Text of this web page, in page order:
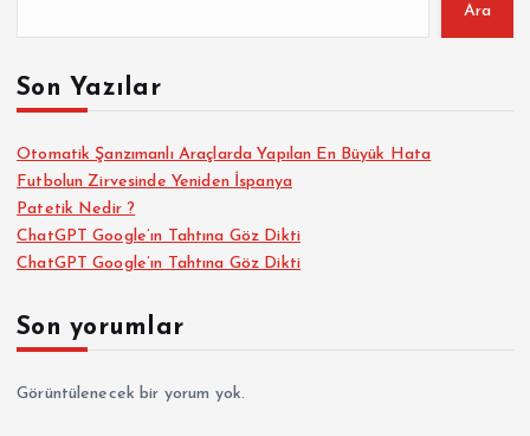
Ara
Son Yazılar
Otomatik Şanzımanlı Araçlarda Yapılan En Büyük Hata
Futbolun Zirvesinde Yeniden İspanya
Patetik Nedir ?
ChatGPT Google’ın Tahtına Göz Dikti
ChatGPT Google’ın Tahtına Göz Dikti
Son yorumlar
Görüntülenecek bir yorum yok.